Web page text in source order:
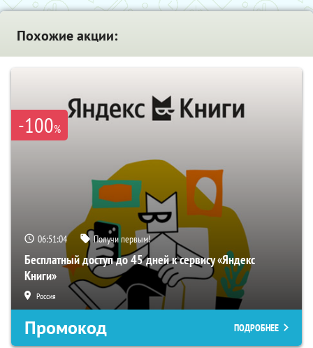
Похожие акции:
-100%
06:51:03 Получи первым!
Бесплатный доступ до 45 дней к сервису «Яндекс
Книги»
Россия
Промокод ПОДРОБНЕЕ